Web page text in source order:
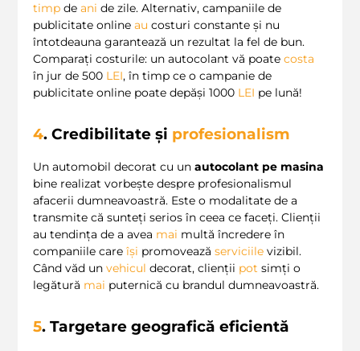
timp de ani de zile. Alternativ, campaniile de
publicitate online au costuri constante și nu
întotdeauna garantează un rezultat la fel de bun.
Comparați costurile: un autocolant vă poate costa
în jur de 500 LEI, în timp ce o campanie de
publicitate online poate depăși 1000 LEI pe lună!
4. Credibilitate și profesionalism
Un automobil decorat cu un autocolant pe masina
bine realizat vorbește despre profesionalismul
afacerii dumneavoastră. Este o modalitate de a
transmite că sunteți serios în ceea ce faceți. Clienții
au tendința de a avea mai multă încredere în
companiile care își promovează serviciile vizibil.
Când văd un vehicul decorat, clienții pot simți o
legătură mai puternică cu brandul dumneavoastră.
5. Targetare geografică eficientă